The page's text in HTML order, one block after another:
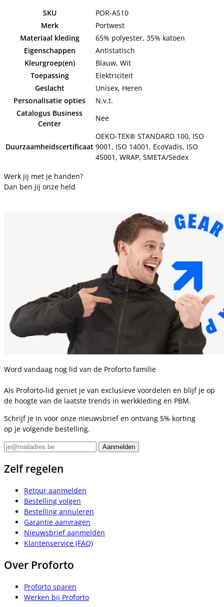
SKU
POR-AS10
Merk
Portwest
Materiaal kleding
65% polyester, 35% katoen
Eigenschappen
Antistatisch
Kleurgroep(en)
Blauw, Wit
Toepassing
Elektriciteit
Geslacht
Unisex, Heren
Personalisatie opties
N.v.t.
Catalogus Business
Center
Nee
Duurzaamheidscertificaat
OEKO-TEX® STANDARD 100, ISO
9001, ISO 14001, EcoVadis, ISO
45001, WRAP, SMETA/Sedex
Werk jij met je handen?
Dan ben jij onze held
Word vandaag nog lid van de Proforto familie
Als Proforto-lid geniet je van exclusieve voordelen en blijf je op
de hoogte van de laatste trends in werkkleding en PBM.
Schrijf je in voor onze nieuwsbrief en ontvang 5% korting
op je volgende bestelling.
Zelf regelen
Retour aanmelden
Bestelling volgen
Bestelling annuleren
Garantie aanvragen
Nieuwsbrief aanmelden
Klantenservice (FAQ)
Over Proforto
Proforto sparen
Werken bij Proforto